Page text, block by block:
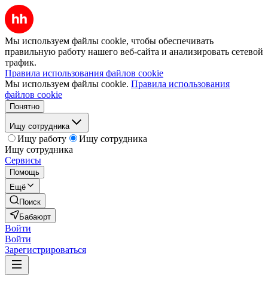
Мы используем файлы cookie, чтобы обеспечивать
правильную работу нашего веб-сайта и анализировать сетевой
трафик.
Правила использования файлов cookie
Мы используем файлы cookie. Правила использования
файлов cookie
Понятно
Ищу сотрудника
Ищу работу
Ищу сотрудника
Ищу сотрудника
Сервисы
Помощь
Ещё
Поиск
Бабаюрт
Войти
Войти
Зарегистрироваться